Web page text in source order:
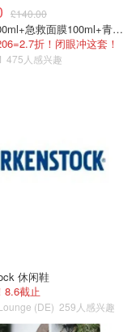
£140.00
卸妆膏200ml+急救面膜100ml+青春面霜15ml
折！闭眼冲这套！
475人感兴趣
休闲鞋
8.6截止
(DE) 259人感兴趣